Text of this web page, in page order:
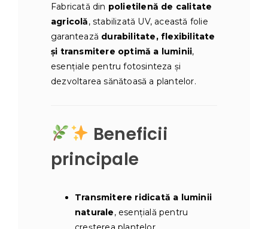
Fabricată din polietilenă de calitate
agricolă, stabilizată UV, această folie
garantează durabilitate, flexibilitate
și transmitere optimă a luminii,
esențiale pentru fotosinteza și
dezvoltarea sănătoasă a plantelor.
Beneficii
principale
Transmitere ridicată a luminii
naturale, esențială pentru